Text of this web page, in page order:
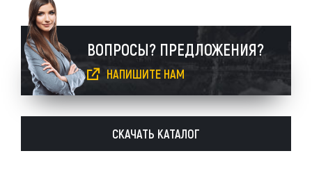
ВОПРОСЫ? ПРЕДЛОЖЕНИЯ?
НАПИШИТЕ НАМ
СКАЧАТЬ КАТАЛОГ